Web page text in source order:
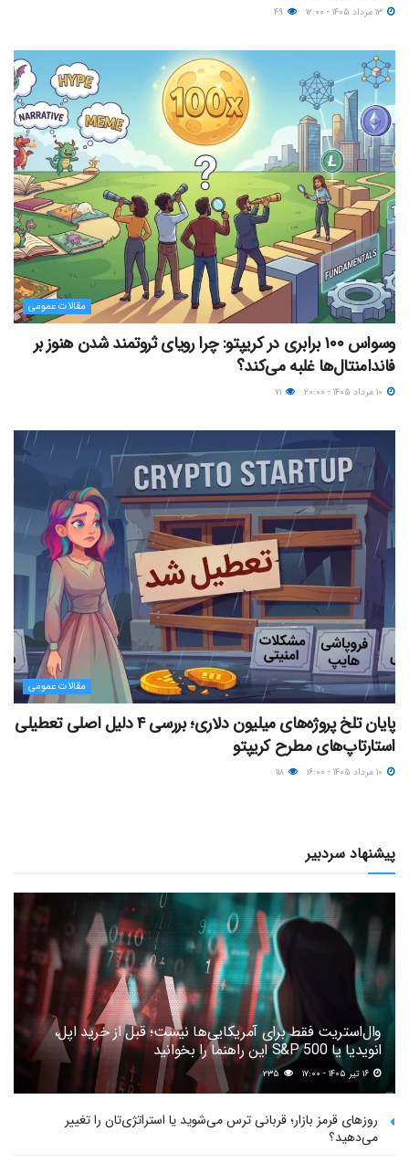
مقالات عمومی
وسواس ۱۰۰ برابری در کریپتو: چرا رویای ثروتمند شدن هنوز بر
فاندامنتال‌ها غلبه می‌کند؟
مقالات عمومی
پایان تلخ پروژه‌های میلیون دلاری؛ بررسی ۴ دلیل اصلی تعطیلی
استارتاپ‌های مطرح کریپتو
پیشنهاد سردبیر
وال‌استریت فقط برای آمریکایی‌ها نیست؛ قبل از خرید اپل،
انویدیا یا S&P 500 این راهنما را بخوانید
۲۳۵
روزهای قرمز بازار؛ قربانی ترس می‌شوید یا استراتژی‌تان را تغییر
می‌دهید؟